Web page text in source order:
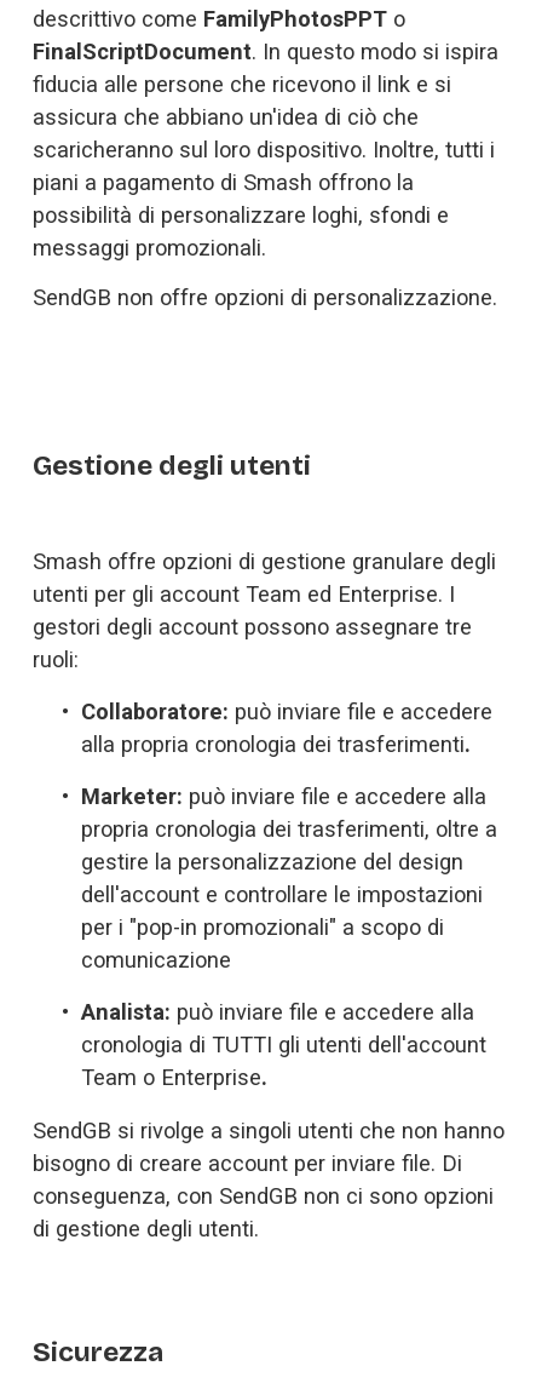
descrittivo come FamilyPhotosPPT
o
FinalScriptDocument. In questo modo si ispira
fiducia alle persone che ricevono il link e si
assicura che abbiano un'idea di ciò che
scaricheranno sul loro dispositivo. Inoltre, tutti i
piani a pagamento di Smash offrono la
possibilità di personalizzare loghi, sfondi e
messaggi promozionali.
SendGB non offre opzioni di personalizzazione.
Gestione degli utenti
Smash offre opzioni di gestione granulare degli
utenti per gli account Team ed Enterprise. I
gestori degli account possono assegnare tre
ruoli:
Collaboratore: può inviare file e accedere
alla propria cronologia dei trasferimenti.
Marketer: può inviare file e accedere alla
propria cronologia dei trasferimenti, oltre a
gestire la personalizzazione del design
dell'account e controllare le impostazioni
per i "pop-in promozionali" a scopo di
comunicazione
Analista: può inviare file e accedere alla
cronologia di TUTTI gli utenti dell'account
Team o Enterprise.
SendGB si rivolge a singoli utenti che non hanno
bisogno di creare account per inviare file. Di
conseguenza, con SendGB non ci sono opzioni
di gestione degli utenti.
Sicurezza